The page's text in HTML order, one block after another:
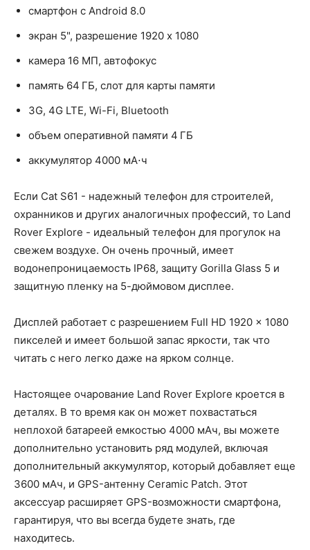
смартфон с Android 8.0
экран 5", разрешение 1920 x 1080
камера 16 МП, автофокус
память 64 ГБ, слот для карты памяти
3G, 4G LTE, Wi-Fi, Bluetooth
объем оперативной памяти 4 ГБ
аккумулятор 4000 мА⋅ч
Если Cat S61 - надежный телефон для строителей,
охранников и других аналогичных профессий, то Land
Rover Explore - идеальный телефон для прогулок на
свежем воздухе. Он очень прочный, имеет
водонепроницаемость IP68, защиту Gorilla Glass 5 и
защитную пленку на 5-дюймовом дисплее.
Дисплей работает с разрешением Full HD 1920 x 1080
пикселей и имеет большой запас яркости, так что
читать с него легко даже на ярком солнце.
Настоящее очарование Land Rover Explore кроется в
деталях. В то время как он может похвастаться
неплохой батареей емкостью 4000 мАч, вы можете
дополнительно установить ряд модулей, включая
дополнительный аккумулятор, который добавляет еще
3600 мАч, и GPS-антенну Ceramic Patch. Этот
аксессуар расширяет GPS-возможности смартфона,
гарантируя, что вы всегда будете знать, где
находитесь.